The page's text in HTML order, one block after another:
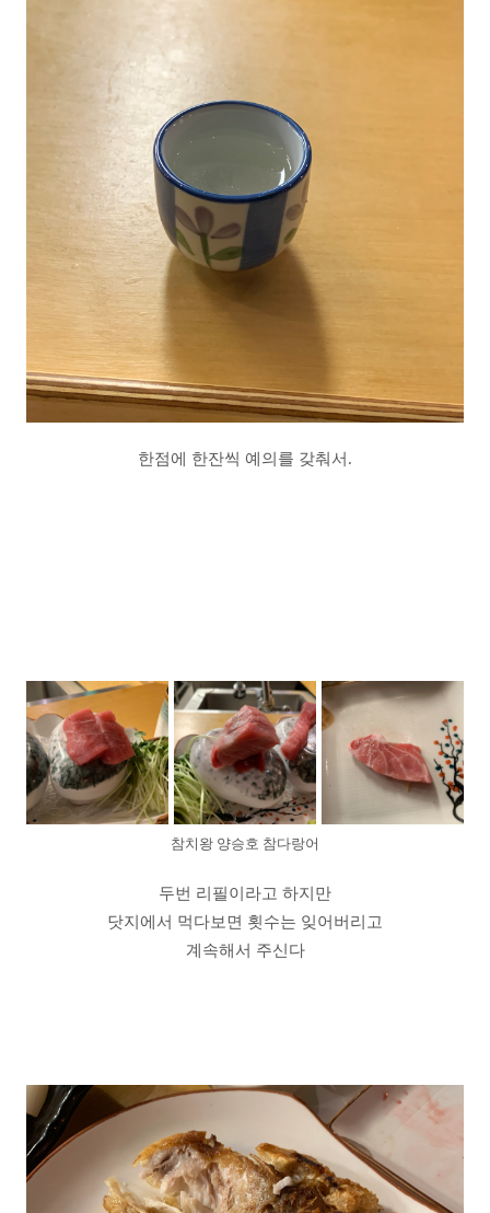
한점에 한잔씩 예의를 갖춰서.
참치왕 양승호 참다랑어
두번 리필이라고 하지만
닷지에서 먹다보면 횟수는 잊어버리고
계속해서 주신다